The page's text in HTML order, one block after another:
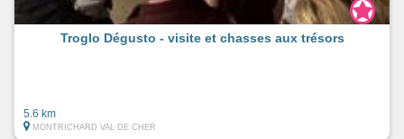
Troglo Dégusto - visite et chasses aux trésors
5.6 km
MONTRICHARD VAL DE CHER